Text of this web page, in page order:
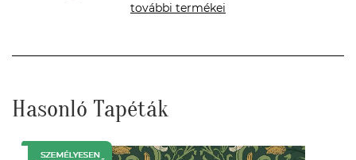
további termékei
Hasonló Tapéták